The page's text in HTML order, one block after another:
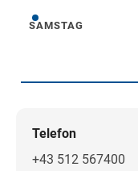
Samstag
SAMSTAG
Telefon
+43 512 567400